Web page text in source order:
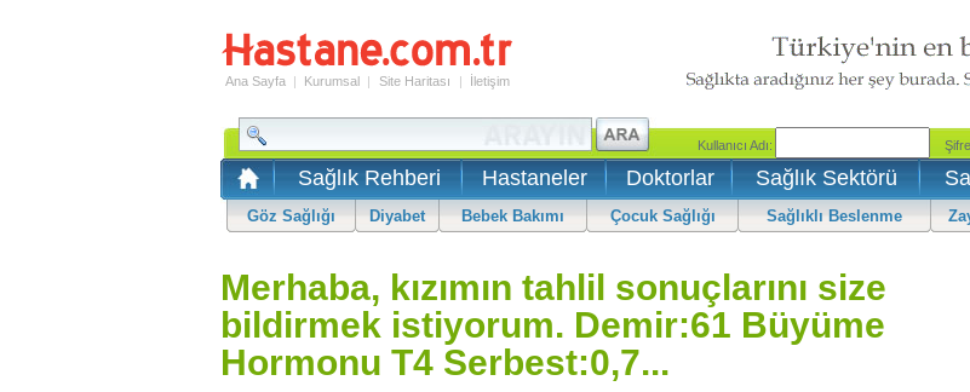
Ana Sayfa | Kurumsal | Site Haritası | İletişim
Sağlık Rehberi Hastaneler Doktorlar Sağlık Sektörü
Göz Sağlığı Diyabet Bebek Bakımı Çocuk Sağlığı Sağlıklı Beslenme
Merhaba, kızımın tahlil sonuçlarını size
bildirmek istiyorum. Demir:61 Büyüme
Hormonu T4 Serbest:0,7...